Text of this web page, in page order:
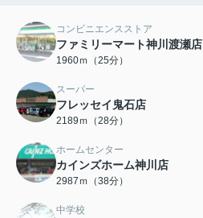
コンビニエンスストア
ファミリーマート神川渡瀬店
1960ｍ（25分）
スーパー
フレッセイ鬼石店
2189ｍ（28分）
ホームセンター
カインズホーム神川店
2987ｍ（38分）
中学校